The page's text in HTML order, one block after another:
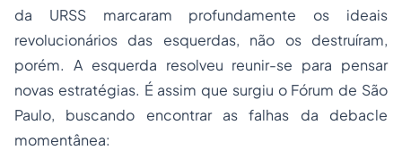
da URSS marcaram profundamente os ideais
revolucionários das esquerdas, não os destruíram,
porém. A esquerda resolveu reunir-se para pensar
novas estratégias. É assim que surgiu o Fórum de São
Paulo, buscando encontrar as falhas da debacle
momentânea: